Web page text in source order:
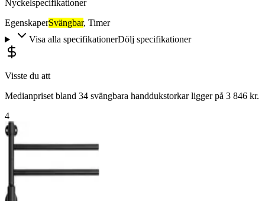
Nyckelspecifikationer
EgenskaperSvängbar, Timer
Visa alla specifikationerDölj specifikationer
Visste du att
Medianpriset bland 34 svängbara handdukstorkar ligger på 3 846 kr.
4